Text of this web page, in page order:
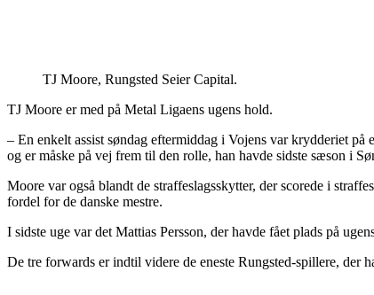
TJ Moore, Rungsted Seier Capital.
TJ Moore er med på Metal Ligaens ugens hold.
– En enkelt assist søndag eftermiddag i Vojens var krydderiet
og er måske på vej frem til den rolle, han havde sidste sæson i
Moore var også blandt de straffeslagsskytter, der scorede i
fordel for de danske mestre.
I sidste uge var det Mattias Persson, der havde fået plads på
De tre forwards er indtil videre de eneste Rungsted-spillere, der